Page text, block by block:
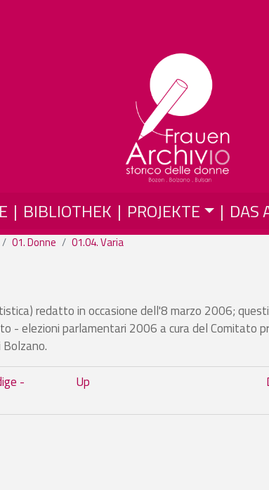
BIBLIOTHEK PROJEKTE DAS
01. Donne 01.04. Varia
redatto in occasione dell'8 marzo 2006;
- elezioni parlamentari 2006 a cura del Comitato
Dati statistici
-
Up